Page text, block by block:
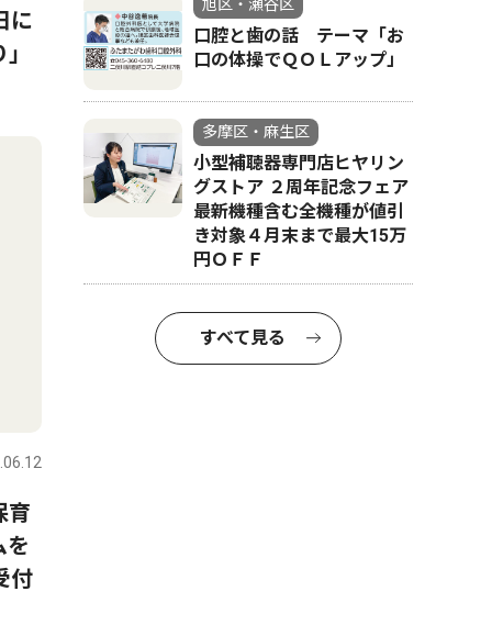
に
育
を
付
旭区・瀬谷区
口腔と歯の話 テーマ「お
口の体操でＱＯＬアップ」
多摩区・麻生区
小型補聴器専門店ヒヤリン
グストア ２周年記念フェア
最新機種含む全機種が値引
き対象４月末まで最大15万
円ＯＦＦ
すべて見る